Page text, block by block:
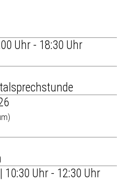
Uhr - 18:30 Uhr
10:30 Uhr - 12:30 Uhr